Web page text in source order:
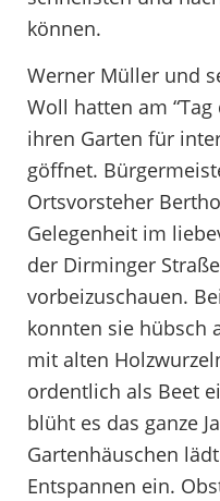
können.
Werner Müller und
Woll hatten am
ihren Garten für
göffnet.
Ortsvorsteher
Gelegenheit im
der Dirminger
vorbeizuschauen.
konnten sie hübsch
mit alten
ordentlich als Beet
blüht es das ganze
Gartenhäuschen
Entspannen ein.